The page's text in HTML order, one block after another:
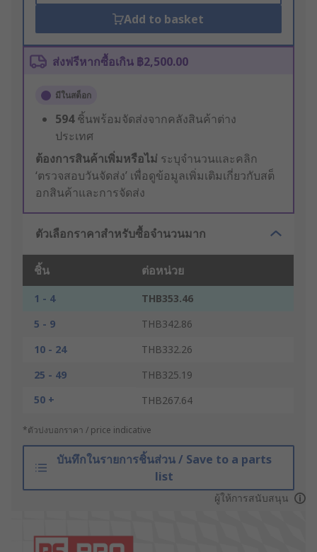
Add to basket
ส่งฟรีหากซื้อเกิน ฿2,500.00
มีในสต็อก
594ชิ้นพร้อมจัดส่งจากคลังสินค้าต่าง
ประเทศ
ต้องการสินค้าเพิ่มหรือไม่ ระบุจำนวนและคลิก
‘ตรวจสอบวันจัดส่ง’ เพื่อดูข้อมูลเพิ่มเติมเกี่ยวกับสต็
อกสินค้าและการจัดส่ง
ตัวเลือกราคาสำหรับซื้อจำนวนมาก
ชิ้น ต่อหน่วย
1 - 4
THB353.46
5 - 9
THB342.86
10 - 24
THB332.26
25 - 49
THB325.19
50 +
THB267.64
*ตัวบ่งบอกราคา / price indicative
บันทึกในรายการชิ้นส่วน / Save to a parts
list
ผู้ให้การสนับสนุน